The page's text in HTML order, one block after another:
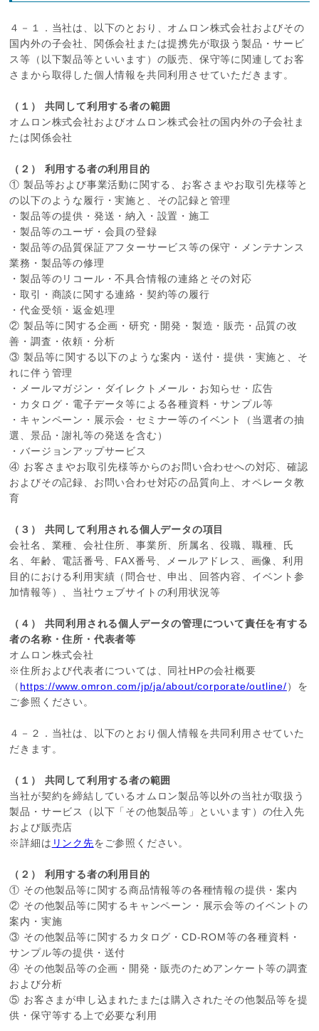
４－１．当社は、以下のとおり、オムロン株式会社およびその
国内外の子会社、関係会社または提携先が取扱う製品・サービ
ス等（以下製品等といいます）の販売、保守等に関連してお客
さまから取得した個人情報を共同利用させていただきます。
（１） 共同して利用する者の範囲
オムロン株式会社およびオムロン株式会社の国内外の子会社ま
たは関係会社
（２） 利用する者の利用目的
① 製品等および事業活動に関する、お客さまやお取引先様等と
の以下のような履行・実施と、その記録と管理
・製品等の提供・発送・納入・設置・施工
・製品等のユーザ・会員の登録
・製品等の品質保証アフターサービス等の保守・メンテナンス
業務・製品等の修理
・製品等のリコール・不具合情報の連絡とその対応
・取引・商談に関する連絡・契約等の履行
・代金受領・返金処理
② 製品等に関する企画・研究・開発・製造・販売・品質の改
善・調査・依頼・分析
③ 製品等に関する以下のような案内・送付・提供・実施と、そ
れに伴う管理
・メールマガジン・ダイレクトメール・お知らせ・広告
・カタログ・電子データ等による各種資料・サンプル等
・キャンペーン・展示会・セミナー等のイベント（当選者の抽
選、景品・謝礼等の発送を含む）
・バージョンアップサービス
④ お客さまやお取引先様等からのお問い合わせへの対応、確認
およびその記録、お問い合わせ対応の品質向上、オペレータ教
育
（３） 共同して利用される個人データの項目
会社名、業種、会社住所、事業所、所属名、役職、職種、氏
名、年齢、電話番号、FAX番号、メールアドレス、画像、利用
目的における利用実績（問合せ、申出、回答内容、イベント参
加情報等）、当社ウェブサイトの利用状況等
（４） 共同利用される個人データの管理について責任を有する
者の名称・住所・代表者等
オムロン株式会社
※住所および代表者については、同社HPの会社概要
（ https://www.omron.com/jp/ja/about/corporate/outline/）を
ご参照ください。
４－２．当社は、以下のとおり個人情報を共同利用させていた
だきます。
（１） 共同して利用する者の範囲
当社が契約を締結しているオムロン製品等以外の当社が取扱う
製品・サービス（以下「その他製品等」といいます）の仕入先
および販売店
※詳細は リンク先をご参照ください。
（２） 利用する者の利用目的
① その他製品等に関する商品情報等の各種情報の提供・案内
② その他製品等に関するキャンペーン・展示会等のイベントの
案内・実施
③ その他製品等に関するカタログ・CD-ROM等の各種資料・
サンプル等の提供・送付
④ その他製品等の企画・開発・販売のためアンケート等の調査
および分析
⑤ お客さまが申し込まれたまたは購入されたその他製品等を提
供・保守等する上で必要な利用